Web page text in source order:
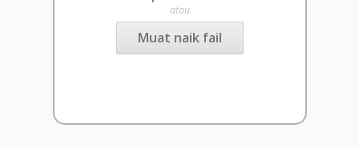
atau
Muat naik fail